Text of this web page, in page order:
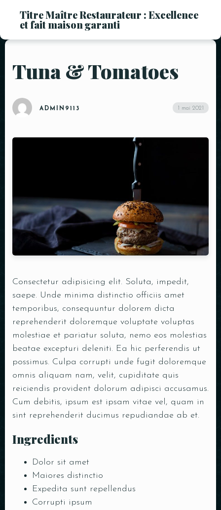
Titre Maître Restaurateur : Excellence
et fait maison garanti
Tuna & Tomatoes
ADMIN9113 1 mai 2021
Consectetur adipisicing elit. Soluta, impedit,
saepe. Unde minima distinctio officiis amet
temporibus, consequuntur dolorem dicta
reprehenderit doloremque voluptate voluptas
molestiae et pariatur soluta, nemo eos molestias
beatae excepturi deleniti. Ea hic perferendis ut
possimus. Culpa corrupti unde fugit doloremque
omnis aliquam nam, velit, cupiditate quis
reiciendis provident dolorum adipisci accusamus.
Cum debitis, ipsum est ipsam vitae vel, quam in
sint reprehenderit ducimus repudiandae ab et.
Ingredients
Dolor sit amet
Maiores distinctio
Expedita sunt repellendus
Corrupti ipsum